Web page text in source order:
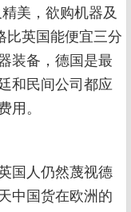
美，欲购机器及
比英国能便宜三分
装备，德国是最
和民间公司都应
。
国人仍然蔑视德
中国货在欧洲的